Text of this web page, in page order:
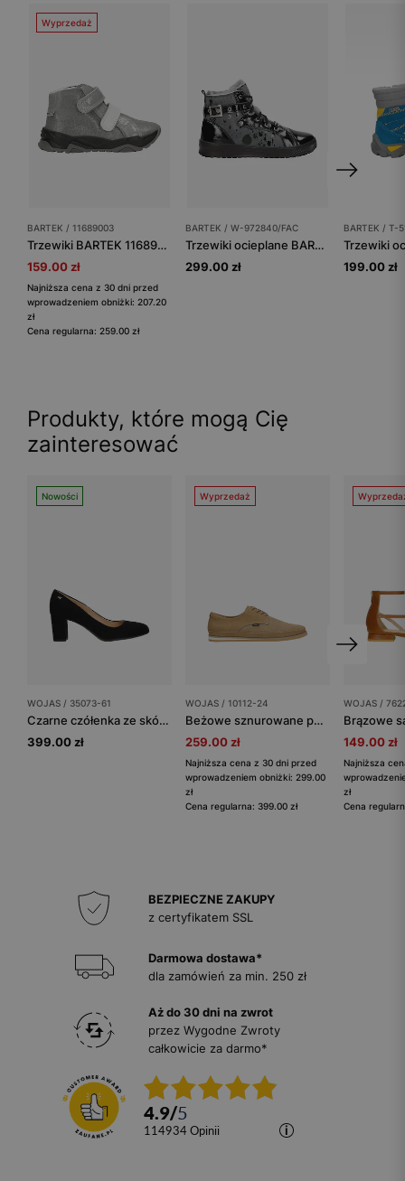
Wyprzedaż
BARTEK / 11689003
Trzewiki BARTEK 11689003, dla dziewcząt, srebrno-szary
159.00 zł
Najniższa cena z 30 dni przed
wprowadzeniem obniżki: 207.20
zł
Cena regularna: 259.00 zł
BARTEK / W-972840/FAC
Trzewiki ocieplane BARTEK W-972840/FAC, dla dziewcząt, czarno-szary
299.00 zł
BARTEK / T-
199.00 zł
Produkty, które mogą Cię
zainteresować
Nowości
WOJAS / 35073-61
Czarne czółenka ze skóry welurowej
399.00 zł
Wyprzedaż
WOJAS / 10112-24
Beżowe sznurowane półbuty męskie
259.00 zł
Najniższa cena z 30 dni przed
wprowadzeniem obniżki: 299.00
zł
Cena regularna: 399.00 zł
WOJAS /
149.00 zł
Najniższa
zł
Cena
BEZPIECZNE ZAKUPY
z certyfikatem SSL
Darmowa dostawa*
dla zamówień za min. 250 zł
Aż do 30 dni na zwrot
przez Wygodne Zwroty
całkowicie za darmo*
4.9/5
114934 opinii